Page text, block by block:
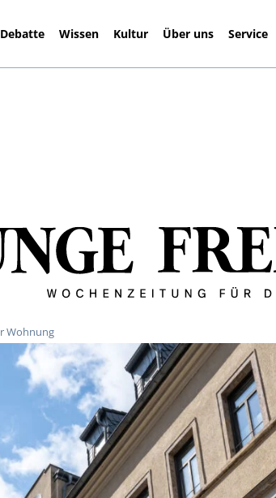
Debatte Wissen Kultur Über uns Service
Wohnung